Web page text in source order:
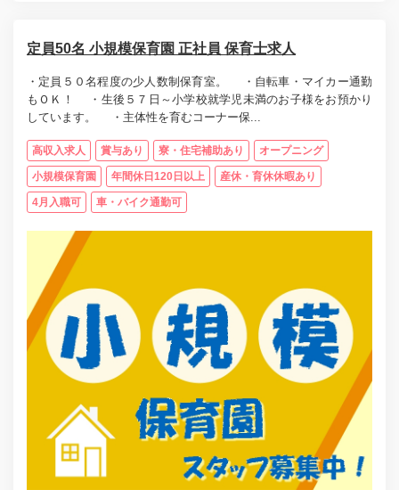
定員50名 小規模保育園 正社員 保育士求人
・定員５０名程度の少人数制保育室。 ・自転車・マイカー通勤
もＯＫ！ ・生後５７日～小学校就学児未満のお子様をお預かり
しています。 ・主体性を育むコーナー保...
高収入求人 賞与あり 寮・住宅補助あり オープニング
小規模保育園 年間休日120日以上 産休・育休休暇あり
4月入職可 車・バイク通勤可